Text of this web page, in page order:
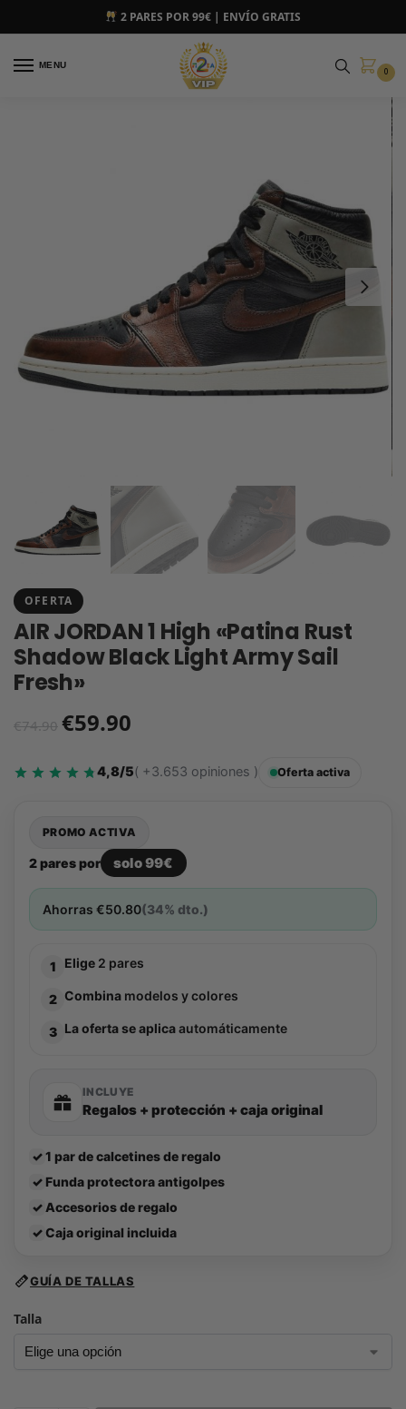
2 PARES POR 99€ | ENVÍO GRATIS
MENU
0
OFERTA
AIR JORDAN 1 High «Patina Rust
Shadow Black Light Army Sail
Fresh»
€74.90 €59.90
4,8/5( +3.653 opiniones ) Oferta activa
PROMO ACTIVA
2 pares por solo 99€
Ahorras €50.80(34% dto.)
1 Elige 2 pares
2 Combina modelos y colores
3 La oferta se aplicaautomáticamente
INCLUYE
Regalos + protección + caja original
✓1 par de calcetines de regalo
✓ Funda protectora antigolpes
✓ Accesorios de regalo
✓Caja original incluida
GUÍA DE TALLAS
Talla